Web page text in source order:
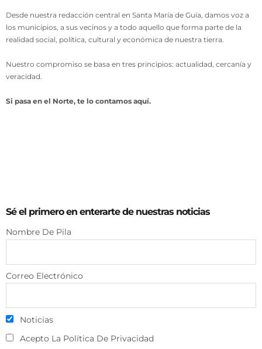
Desde nuestra redacción central en Santa María de Guía, damos voz a
los municipios, a sus vecinos y a todo aquello que forma parte de la
realidad social, política, cultural y económica de nuestra tierra.
Nuestro compromiso se basa en tres principios: actualidad, cercanía y
veracidad.
Si pasa en el Norte, te lo contamos aquí.
Sé el primero en enterarte de nuestras noticias
Nombre De Pila
Correo Electrónico
Noticias
Acepto La Política De Privacidad